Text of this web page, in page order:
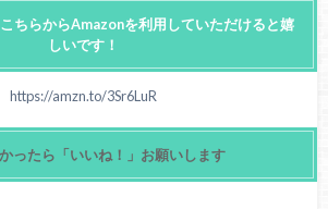
ちらからAmazonを利用していただけると嬉
しいです！
https://amzn.to/3Sr6LuR
ったら「いいね！」お願いします